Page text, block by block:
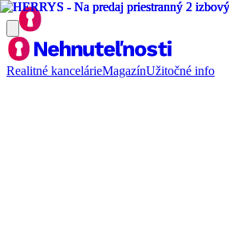
Realitné kancelárieMagazínUžitočné info